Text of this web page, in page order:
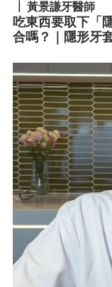
黃景謙牙醫師
吃東西要取下「
合嗎？｜隱形牙